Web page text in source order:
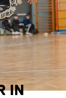
IN